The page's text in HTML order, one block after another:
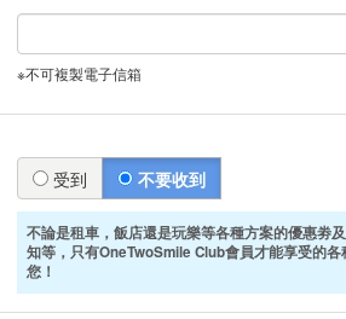
※不可複製電子信箱
受到 不要收到
不論是租車，飯店還是玩樂等各種方案的優惠劵
知等，只有OneTwoSmile Club會員才能享受的
您！